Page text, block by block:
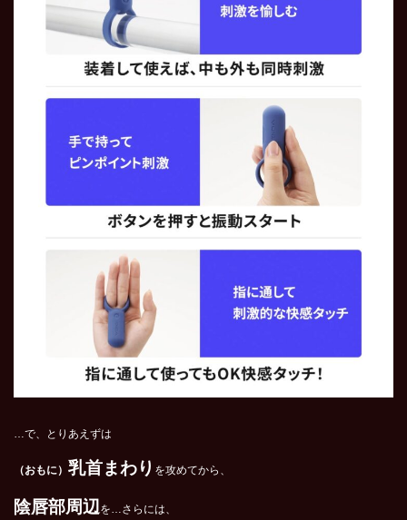
…で、とりあえずは
（おもに） 乳首まわり を攻めてから、
陰唇部周辺を…さらには、